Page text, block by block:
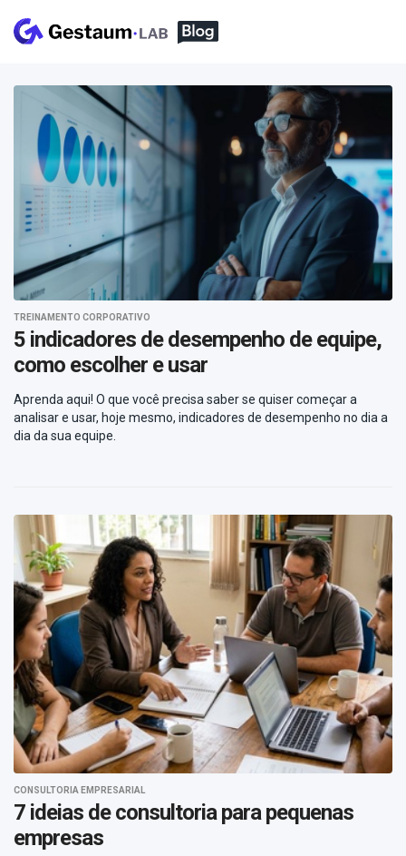
TREINAMENTO CORPORATIVO
5 indicadores de desempenho de equipe,
como escolher e usar
Aprenda aqui! O que você precisa saber se quiser começar a
analisar e usar, hoje mesmo, indicadores de desempenho no dia a
dia da sua equipe.
CONSULTORIA EMPRESARIAL
7 ideias de consultoria para pequenas
empresas